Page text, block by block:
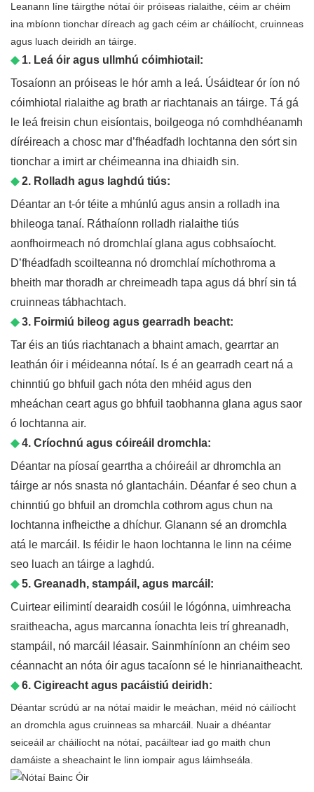
Leanann líne táirgthe nótaí óir próiseas rialaithe, céim ar chéim
ina mbíonn tionchar díreach ag gach céim ar cháilíocht, cruinneas
agus luach deiridh an táirge.
◆1. Leá óir agus ullmhú cóimhiotail:
Tosaíonn an próiseas le hór amh a leá. Úsáidtear ór íon nó
cóimhiotal rialaithe ag brath ar riachtanais an táirge. Tá gá
le leá freisin chun eisíontais, boilgeoga nó comhdhéanamh
díréireach a chosc mar d’fhéadfadh lochtanna den sórt sin
tionchar a imirt ar chéimeanna ina dhiaidh sin.
◆2. Rolladh agus laghdú tiús:
Déantar an t-ór téite a mhúnlú agus ansin a rolladh ina
bhileoga tanaí. Ráthaíonn rolladh rialaithe tiús
aonfhoirmeach nó dromchlaí glana agus cobhsaíocht.
D’fhéadfadh scoilteanna nó dromchlaí míchothroma a
bheith mar thoradh ar chreimeadh tapa agus dá bhrí sin tá
cruinneas tábhachtach.
◆3. Foirmiú bileog agus gearradh beacht:
Tar éis an tiús riachtanach a bhaint amach, gearrtar an
leathán óir i méideanna nótaí. Is é an gearradh ceart ná a
chinntiú go bhfuil gach nóta den mhéid agus den
mheáchan ceart agus go bhfuil taobhanna glana agus saor
ó lochtanna air.
◆4. Críochnú agus cóireáil dromchla:
Déantar na píosaí gearrtha a chóireáil ar dhromchla an
táirge ar nós snasta nó glantacháin. Déanfar é seo chun a
chinntiú go bhfuil an dromchla cothrom agus chun na
lochtanna infheicthe a dhíchur. Glanann sé an dromchla
atá le marcáil. Is féidir le haon lochtanna le linn na céime
seo luach an táirge a laghdú.
◆5. Greanadh, stampáil, agus marcáil:
Cuirtear eilimintí dearaidh cosúil le lógónna, uimhreacha
sraitheacha, agus marcanna íonachta leis trí ghreanadh,
stampáil, nó marcáil léasair. Sainmhíníonn an chéim seo
céannacht an nóta óir agus tacaíonn sé le hinrianaitheacht.
◆6. Cigireacht agus pacáistiú deiridh:
Déantar scrúdú ar na nótaí maidir le meáchan, méid nó cáilíocht
an dromchla agus cruinneas sa mharcáil. Nuair a dhéantar
seiceáil ar cháilíocht na nótaí, pacáiltear iad go maith chun
damáiste a sheachaint le linn iompair agus láimhseála.